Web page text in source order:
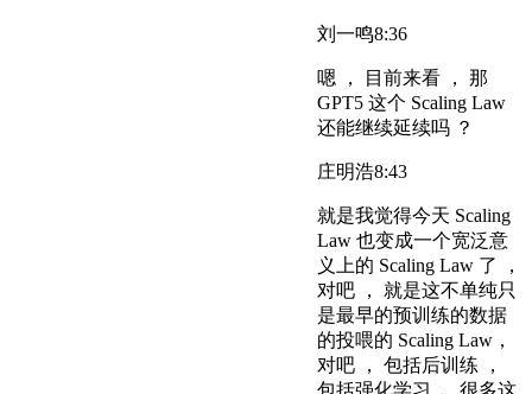
刘一鸣8:36
嗯 ， 目前来看 ， 那
GPT5 这个 Scaling Law
还能继续延续吗 ？
庄明浩8:43
就是我觉得今天 Scaling
Law 也变成一个宽泛意
义上的 Scaling Law 了 ，
对吧 ， 就是这不单纯只
是最早的预训练的数据
的投喂的 Scaling Law，
对吧 ， 包括后训练 ，
包括强化学习 ， 很多这